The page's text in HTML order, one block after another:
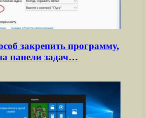
закрепить программу,
панели задач…